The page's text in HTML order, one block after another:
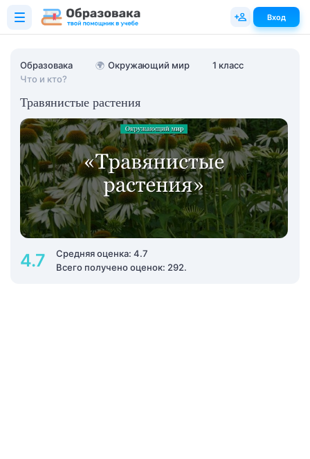
Образовака 🌍 Окружающий мир
1 класс
Что и кто?
Травянистые растения
4.7
Средняя оценка: 4.7
Всего получено оценок: 292.
Вход